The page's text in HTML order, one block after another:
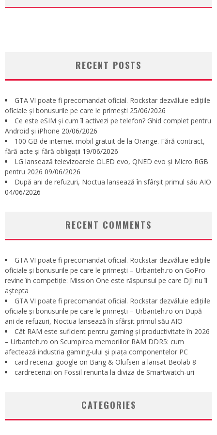
RECENT POSTS
GTA VI poate fi precomandat oficial. Rockstar dezvăluie edițiile
oficiale și bonusurile pe care le primești 25/06/2026
Ce este eSIM și cum îl activezi pe telefon? Ghid complet pentru
Android și iPhone 20/06/2026
100 GB de internet mobil gratuit de la Orange. Fără contract,
fără acte și fără obligații 19/06/2026
LG lansează televizoarele OLED evo, QNED evo și Micro RGB
pentru 2026 09/06/2026
După ani de refuzuri, Noctua lansează în sfârșit primul său AIO
04/06/2026
RECENT COMMENTS
GTA VI poate fi precomandat oficial. Rockstar dezvăluie edițiile
oficiale și bonusurile pe care le primești – Urbanteh.ro on GoPro
revine în competiție: Mission One este răspunsul pe care DJI nu îl
aștepta
GTA VI poate fi precomandat oficial. Rockstar dezvăluie edițiile
oficiale și bonusurile pe care le primești – Urbanteh.ro on După
ani de refuzuri, Noctua lansează în sfârșit primul său AIO
Cât RAM este suficient pentru gaming și productivitate în 2026
– Urbanteh.ro on Scumpirea memoriilor RAM DDR5: cum
afectează industria gaming-ului și piața componentelor PC
card recenzii google on Bang & Olufsen a lansat Beolab 8
cardrecenzii on Fossil renunta la diviza de Smartwatch-uri
CATEGORIES